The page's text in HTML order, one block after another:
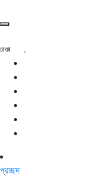
ঢাকা ,
প্রচ্ছদ